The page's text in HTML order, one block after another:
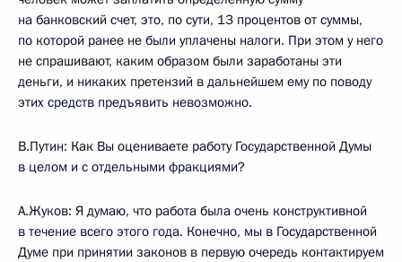
на банковский счет, это, по сути, 13 процентов от суммы,
по которой ранее не были уплачены налоги. При этом у него
не спрашивают, каким образом были заработаны эти
деньги, и никаких претензий в дальнейшем ему по поводу
этих средств предъявить невозможно.
В.Путин: Как Вы оцениваете работу Государственной Думы
в целом и с отдельными фракциями?
А.Жуков: Я думаю, что работа была очень конструктивной
в течение всего этого года. Конечно, мы в Государственной
Думе при принятии законов в первую очередь контактируем